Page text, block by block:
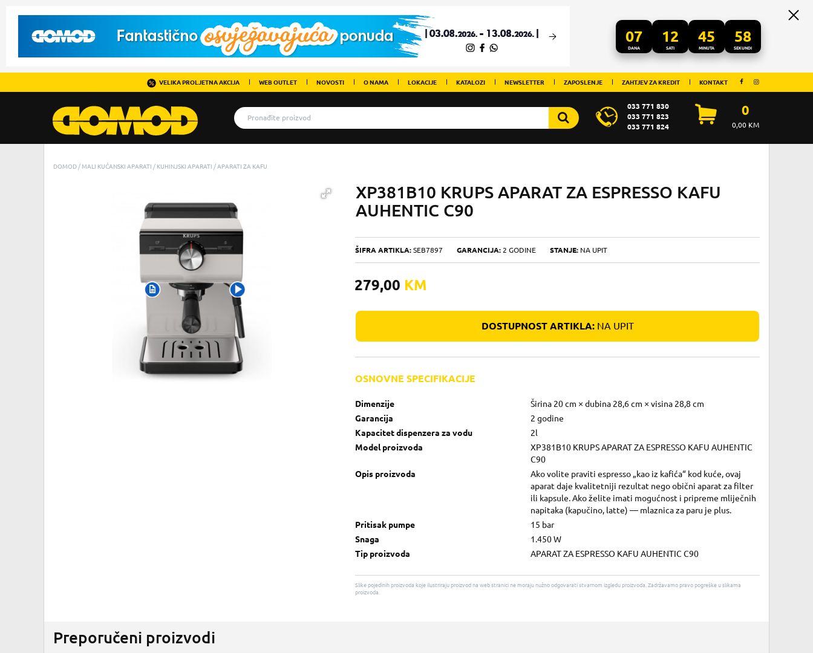
07
DANA
12
SATI
45
MINUTA
57
SEKUNDI
VELIKA PROLJETNA AKCIJA WEB OUTLET NOVOSTI O NAMA LOKACIJE KATALOZI NEWSLETTER ZAPOSLENJE ZAHTJEV ZA KREDIT KONTAKT
033 771 830
033 771 823
033 771 824
0
0,00KM
DOMOD MALI KUĆANSKI APARATI KUHINJSKI APARATI APARATI ZA KAFU
XP381B10 KRUPS APARAT ZA ESPRESSO KAFU
AUHENTIC C90
ŠIFRA ARTIKLA: SEB7897 GARANCIJA: 2 GODINE STANJE: NA UPIT
279,00 KM
DOSTUPNOST ARTIKLA:NA UPIT
OSNOVNE SPECIFIKACIJE
Dimenzije
Širina 20 cm × dubina 28,6 cm × visina 28,8 cm
Garancija
2 godine
Kapacitet dispenzera za vodu
2l
Model proizvoda
XP381B10 KRUPS APARAT ZA ESPRESSO KAFU AUHENTIC
C90
Opis proizvoda
Ako volite praviti espresso „kao iz kafića“ kod kuće, ovaj
aparat daje kvalitetniji rezultat nego obični aparat za filter
ili kapsule. Ako želite imati mogućnost i pripreme mliječnih
napitaka (kapučino, latte) — mlaznica za paru je plus.
Pritisak pumpe
15 bar
Snaga
1.450 W
Tip proizvoda
APARAT ZA ESPRESSO KAFU AUHENTIC C90
Slike pojedinih proizvoda koje ilustriraju proizvod na web stranici ne moraju nužno odgovarati stvarnom izgledu proizvoda. Zadržavamo pravo pogreške u slikama
proizvoda.
Preporučeni proizvodi